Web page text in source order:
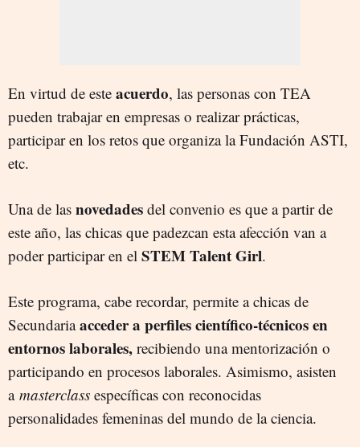
En virtud de este acuerdo, las personas con TEA
pueden trabajar en empresas o realizar prácticas,
participar en los retos que organiza la Fundación ASTI,
etc.
Una de las novedades del convenio es que a partir de
este año, las chicas que padezcan esta afección van a
poder participar en el STEMTalent Girl.
Este programa, cabe recordar, permite a chicas de
Secundariaacceder a perfiles científico-técnicos en
entornos laborales, recibiendo una mentorización o
participando en procesos laborales. Asimismo, asisten
a masterclass específicas con reconocidas
personalidades femeninas del mundo de la ciencia.